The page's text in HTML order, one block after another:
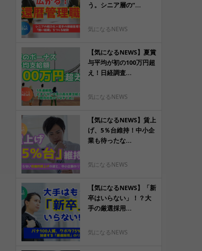
う。シニア層の“...
気になるNEWS
【気になるNEWS】夏賞
与平均が初の100万円超
え！日経調査...
気になるNEWS
【気になるNEWS】賃上
げ、5％台維持！中小企
業も待ったな...
気になるNEWS
【気になるNEWS】「新
卒はいらない」！？大
手の厳選採用...
気になるNEWS